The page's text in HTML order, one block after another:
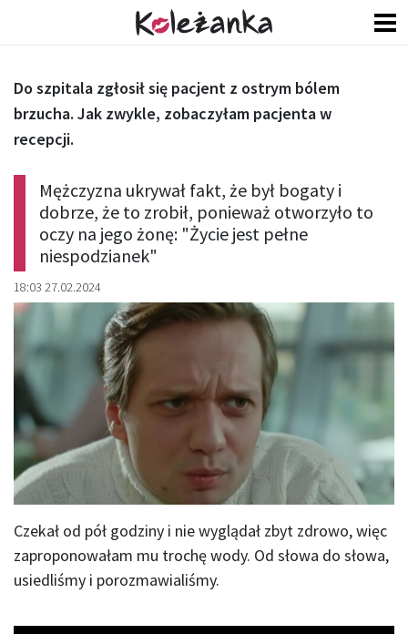
Mężczyzna ukrywał fakt, że był bogaty i
dobrze, że to zrobił, ponieważ otworzyło to
oczy na jego żonę: "Życie jest pełne
niespodzianek"
18:03 27.02.2024
Do szpitala zgłosił się pacjent z ostrym bólem
brzucha. Jak zwykle, zobaczyłam pacjenta w
recepcji.
Czekał od pół godziny i nie wyglądał zbyt zdrowo, więc
zaproponowałam mu trochę wody. Od słowa do słowa,
usiedliśmy i porozmawialiśmy.